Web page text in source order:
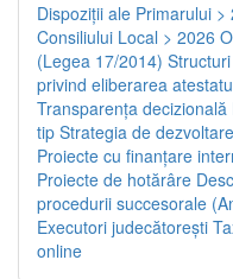
Dispoziţii ale Primarului >
Consiliului Local > 2026
(Legea 17/2014)
privind eliberarea
Transparenţa decizională
tip Strategia de
Proiecte cu finanţare
Proiecte de hotărâre
procedurii succesorale
Executori judecătorești
online